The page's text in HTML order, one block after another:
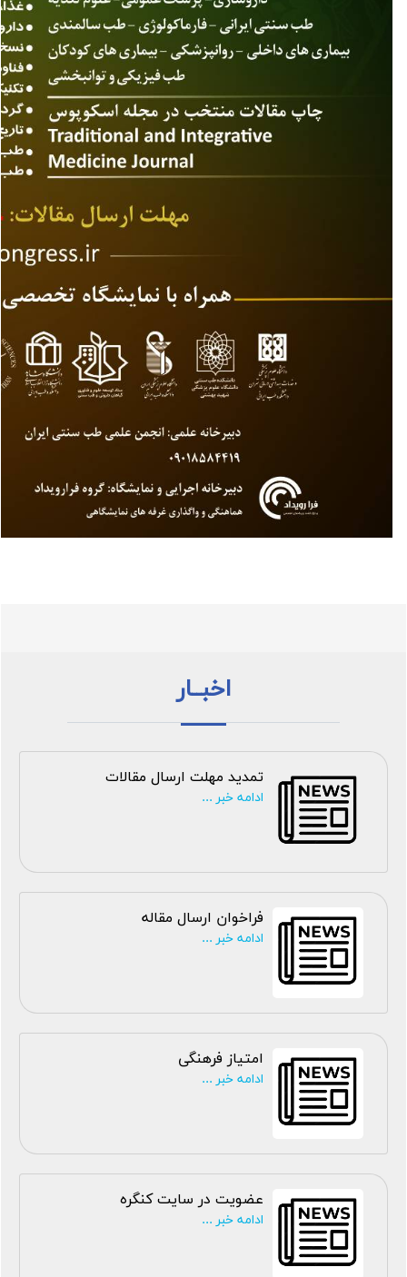
اخبــار
تمدید مهلت ارسال مقالات
ادامه خبر ...
فراخوان ارسال مقاله
ادامه خبر ...
امتیاز فرهنگی
ادامه خبر ...
عضویت در سایت کنگره
ادامه خبر ...